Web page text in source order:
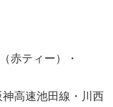
赤ティー）・
高速池田線・川西